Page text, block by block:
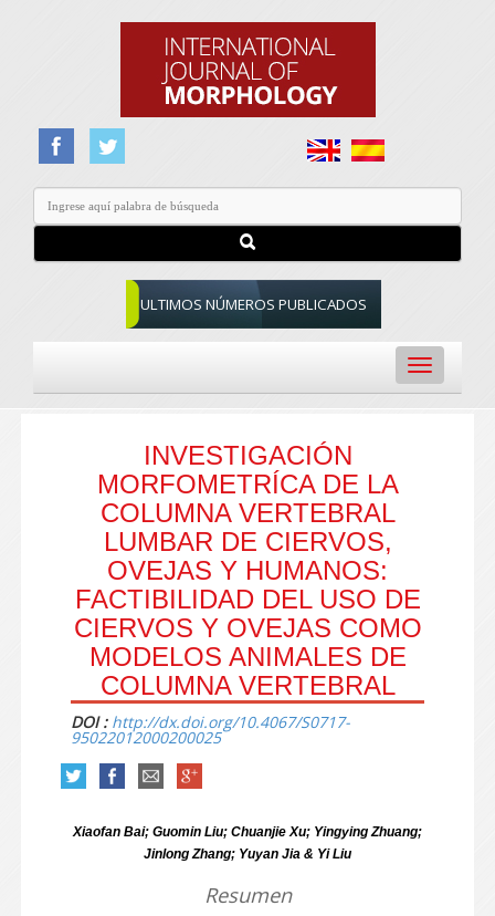
ULTIMOS NÚMEROS PUBLICADOS
Toggle
navigation
INVESTIGACIÓN
MORFOMETRÍCA DE LA
COLUMNA VERTEBRAL
LUMBAR DE CIERVOS,
OVEJAS Y HUMANOS:
FACTIBILIDAD DEL USO DE
CIERVOS Y OVEJAS COMO
MODELOS ANIMALES DE
COLUMNA VERTEBRAL
DOI : http://dx.doi.org/10.4067/S0717-
95022012000200025
Xiaofan Bai; Guomin Liu; Chuanjie Xu; Yingying Zhuang;
Jinlong Zhang; Yuyan Jia & Yi Liu
Resumen